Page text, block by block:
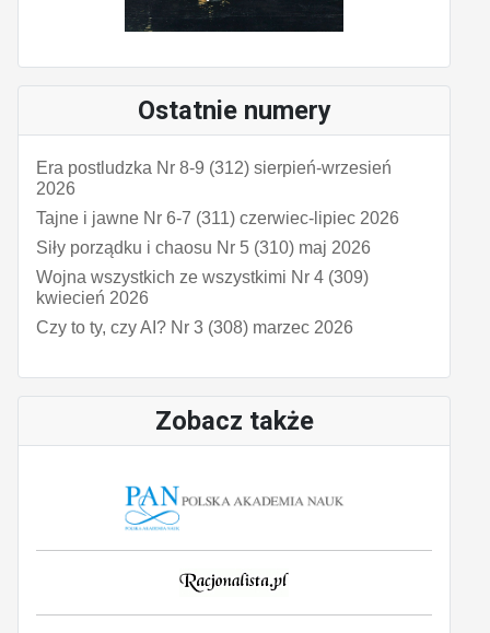
Ostatnie numery
Era postludzka Nr 8-9 (312) sierpień-wrzesień
2026
Tajne i jawne Nr 6-7 (311) czerwiec-lipiec 2026
Siły porządku i chaosu Nr 5 (310) maj 2026
Wojna wszystkich ze wszystkimi Nr 4 (309)
kwiecień 2026
Czy to ty, czy AI? Nr 3 (308) marzec 2026
Zobacz także